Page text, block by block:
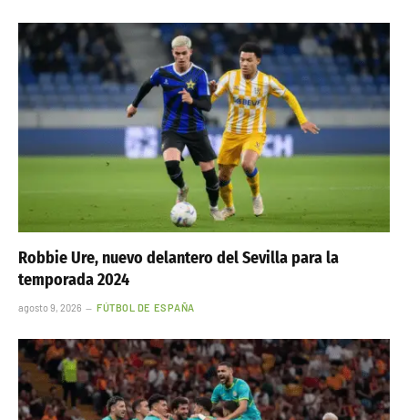
Robbie Ure, nuevo delantero del Sevilla para la
temporada 2024
agosto 9, 2026 FÚTBOL DE ESPAÑA